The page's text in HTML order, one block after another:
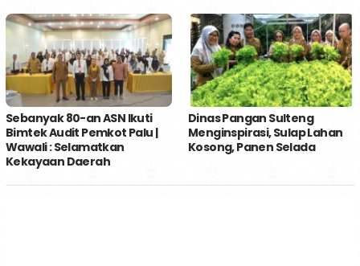
Sebanyak 80-an ASN Ikuti
Bimtek Audit Pemkot Palu |
Wawali : Selamatkan
Kekayaan Daerah
Dinas Pangan Sulteng
Menginspirasi, Sulap Lahan
Kosong, Panen Selada